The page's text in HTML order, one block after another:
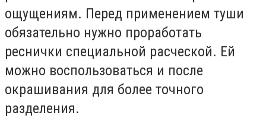
ощущениям. Перед применением туши
обязательно нужно проработать
реснички специальной расческой. Ей
можно воспользоваться и после
окрашивания для более точного
разделения.